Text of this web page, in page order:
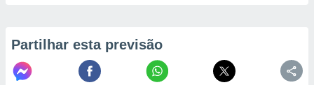
qualquer
em “
na
Partilhar esta previsão